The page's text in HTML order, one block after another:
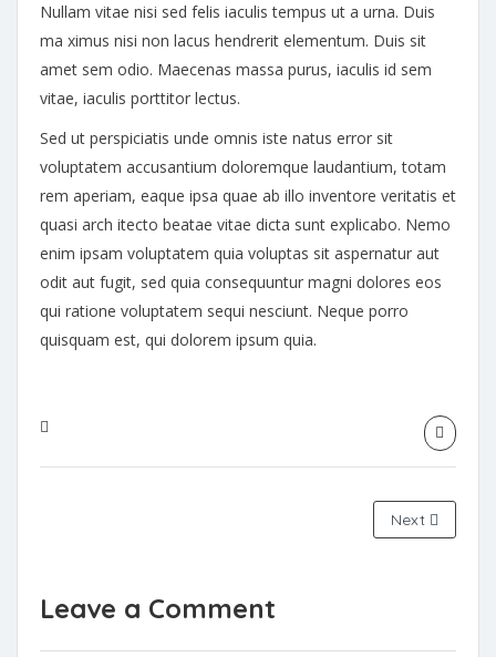
Nullam vitae nisi sed felis iaculis tempus ut a urna. Duis
ma ximus nisi non lacus hendrerit elementum. Duis sit
amet sem odio. Maecenas massa purus, iaculis id sem
vitae, iaculis porttitor lectus.
Sed ut perspiciatis unde omnis iste natus error sit
voluptatem accusantium doloremque laudantium, totam
rem aperiam, eaque ipsa quae ab illo inventore veritatis et
quasi arch itecto beatae vitae dicta sunt explicabo. Nemo
enim ipsam voluptatem quia voluptas sit aspernatur aut
odit aut fugit, sed quia consequuntur magni dolores eos
qui ratione voluptatem sequi nesciunt. Neque porro
quisquam est, qui dolorem ipsum quia.
Next
Leave a Comment